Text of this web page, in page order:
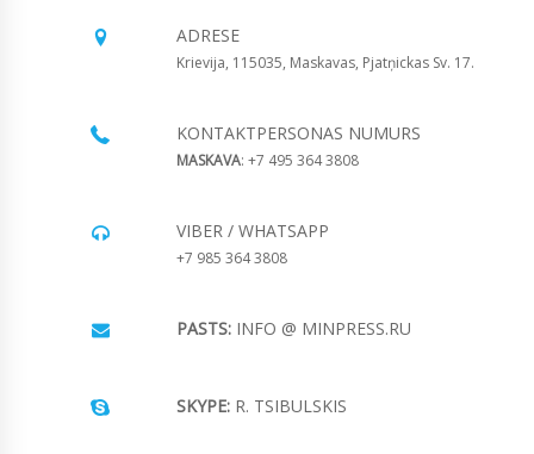
ADRESE
Krievija, 115035, Maskavas, Pjatņickas Sv. 17.
KONTAKTPERSONAS NUMURS
MASKAVA: +7 495 364 3808
VIBER / WHATSAPP
+7 985 364 3808
PASTS: INFO @ MINPRESS.RU
SKYPE: R. TSIBULSKIS